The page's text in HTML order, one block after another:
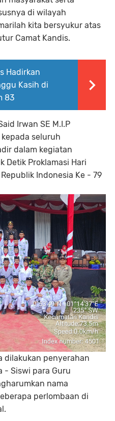
di wilayah
kita bersyukur atas
Camat Kandis.
Hadirkan
Kasih di
83
Irwan SE M.I.P
seluruh
dalam kegiatan
Detik Proklamasi Hari
Indonesia Ke - 79
dilakukan penyerahan
- Siswi para Guru
nama
perlombaan di